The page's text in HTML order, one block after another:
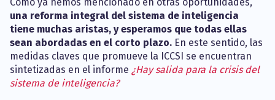
una reforma integral del sistema de inteligencia
tiene muchas aristas, y esperamos que todas ellas
sean abordadas en el corto plazo. En este sentido, las
medidas claves que promueve la ICCSI se encuentran
sintetizadas en el informe ¿Hay salida para la crisis del
sistema de inteligencia?